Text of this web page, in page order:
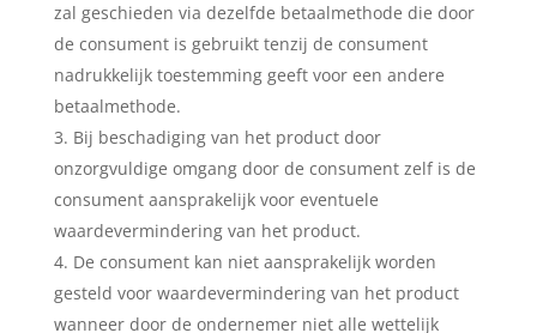
zal geschieden via dezelfde betaalmethode die door
de consument is gebruikt tenzij de consument
nadrukkelijk toestemming geeft voor een andere
betaalmethode.
Bij beschadiging van het product door
onzorgvuldige omgang door de consument zelf is de
consument aansprakelijk voor eventuele
waardevermindering van het product.
De consument kan niet aansprakelijk worden
gesteld voor waardevermindering van het product
wanneer door de ondernemer niet alle wettelijk